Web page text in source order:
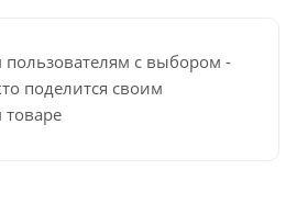
пользователям с выбором -
поделится своим